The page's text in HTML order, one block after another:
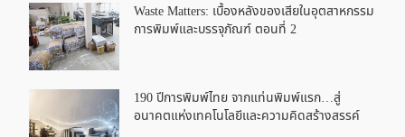
Waste Matters: เบื้องหลังของเสียในอุตสาหกรรม
การพิมพ์และบรรจุภัณฑ์ ตอนที่ 2
190 ปีการพิมพ์ไทย จากแท่นพิมพ์แรก…สู่
อนาคตแห่งเทคโนโลยีและความคิดสร้างสรรค์